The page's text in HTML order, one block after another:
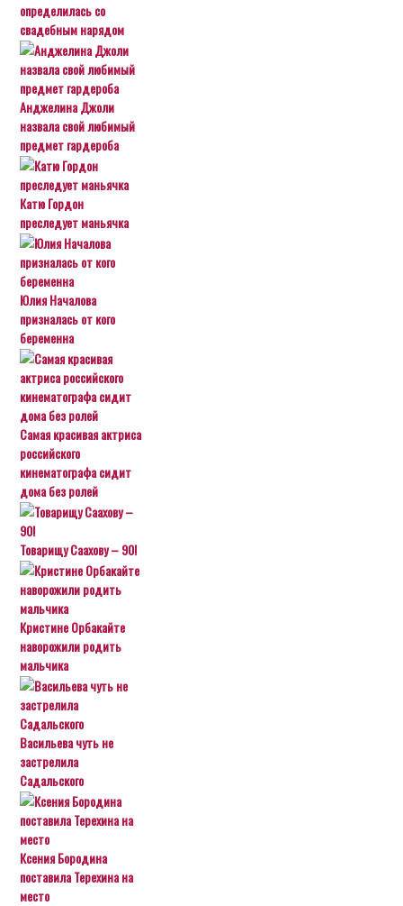
определилась со
свадебным нарядом
Анджелина Джоли
назвала свой любимый
предмет гардероба
Катю Гордон
преследует маньячка
Юлия Началова
призналась от кого
беременна
Самая красивая актриса
российского
кинематографа сидит
дома без ролей
Товарищу Саахову – 90!
Кристине Орбакайте
наворожили родить
мальчика
Васильева чуть не
застрелила
Садальского
Ксения Бородина
поставила Терехина на
место